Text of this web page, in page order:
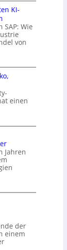
KI-
Wie
von
einen
Jahren
der
einem